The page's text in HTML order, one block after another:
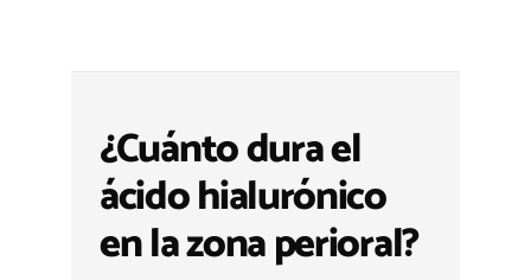
¿Cuánto dura el
ácido hialurónico
en la zona perioral?